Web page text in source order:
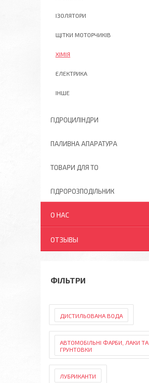
ІЗОЛЯТОРИ
ЩІТКИ МОТОРЧИКІВ
ХІМІЯ
ЕЛЕКТРИКА
ІНШЕ
ГІДРОЦИЛІНДРИ
ПАЛИВНА АПАРАТУРА
ТОВАРИ ДЛЯ ТО
ГІДРОРОЗПОДІЛЬНИК
О НАС
ОТЗЫВЫ
ФІЛЬТРИ
ДИСТИЛЬОВАНА ВОДА
АВТОМОБІЛЬНІ ФАРБИ, ЛАКИ ТА
ГРУНТОВКИ
ЛУБРИКАНТИ